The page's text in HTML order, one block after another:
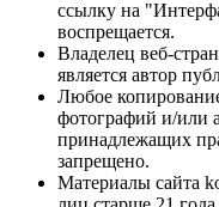
ссылку на
воспрещается.
Владелец веб-
является автор
Любое
фотографий и/или
принадлежащих
запрещено.
Материалы сайта